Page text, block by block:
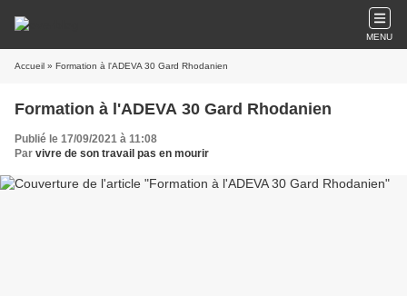
MENU
Accueil » Formation à l'ADEVA 30 Gard Rhodanien
Formation à l'ADEVA 30 Gard Rhodanien
Publié le 17/09/2021 à 11:08
Par vivre de son travail pas en mourir